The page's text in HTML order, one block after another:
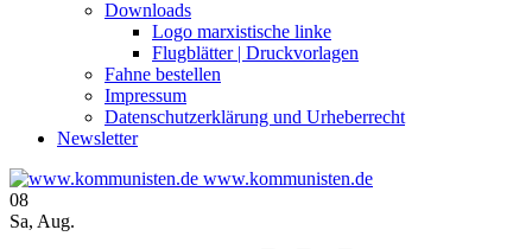
Downloads
Logo marxistische linke
Flugblätter | Druckvorlagen
Fahne bestellen
Impressum
Datenschutzerklärung und Urheberrecht
Newsletter
www.kommunisten.de
08
Sa, Aug.